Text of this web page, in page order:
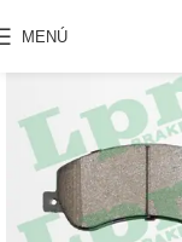
MENÚ